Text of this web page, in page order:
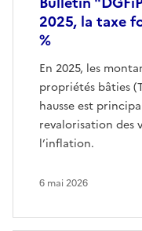
2025, la taxe
%
En 2025, les
propriétés bâties
hausse est
revalorisation des
l’inflation.
6 mai 2026